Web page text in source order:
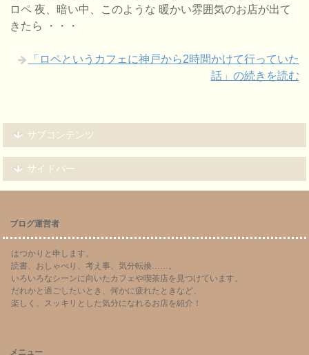
ロペ 夜、暗い中、このような 暖かい雰囲気のお店が出て
きたら ・・・
「ロペというカフェに神戸から2時間かけて行っていた
話」の続きを読む
サブコンテンツ
サイドバー
ブログ運営者
はつかりと申します。
読書、おしゃべり、考え事、気分転換……。
いろいろなシーンに向いたカフェや喫茶店を見つけています。
だれかと過ごしたいとき、何かに疲れたときなど、
楽しく、スッキリとした気分になれるお店を紹介！
メニュー